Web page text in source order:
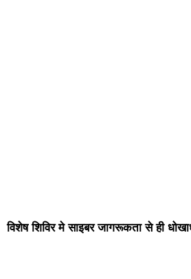
विशेष शिविर मे साइबर जागरूकता से ही